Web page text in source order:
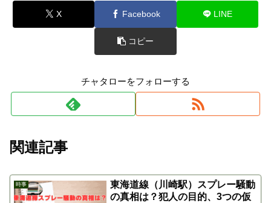
X Facebook LINE
コピー
チャタローをフォローする
関連記事
時事
東海道線（川崎駅）スプレー騒動
の真相は？犯人の目的、3つの仮